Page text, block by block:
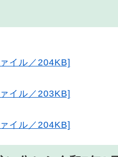
イル／204KB]
イル／203KB]
イル／204KB]